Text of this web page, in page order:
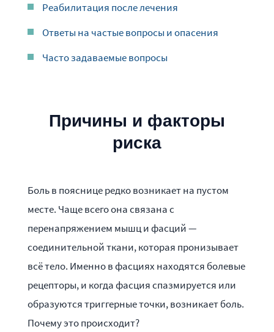
Реабилитация после лечения
Ответы на частые вопросы и опасения
Часто задаваемые вопросы
Причины и факторы
риска
Боль в пояснице редко возникает на пустом
месте. Чаще всего она связана с
перенапряжением мышц и фасций —
соединительной ткани, которая пронизывает
всё тело. Именно в фасциях находятся болевые
рецепторы, и когда фасция спазмируется или
образуются триггерные точки, возникает боль.
Почему это происходит?